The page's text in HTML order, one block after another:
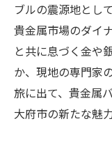
ブルの震源地とし
貴金属市場のダイ
と共に息づく金や
か、現地の専門家
旅に出て、貴金属
大府市の新たな魅